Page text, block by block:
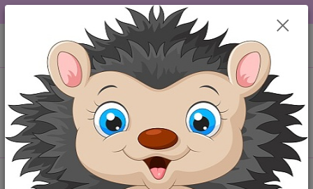
DOPRAVA OD 49,-Kč....VŠE SKLADEM.....
Menu
CZK
Hledat
+420 777259248
po-pá 6-18 hod
za 0,00 Kč
Úvod Polodupačky Kojenecké sametové polodupačky - zelené 50